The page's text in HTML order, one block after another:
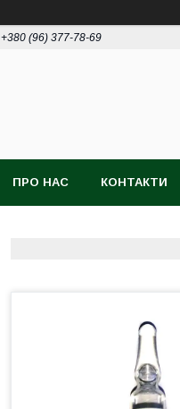
+380 (96) 377-78-69
ПРО НАС КОНТАКТИ